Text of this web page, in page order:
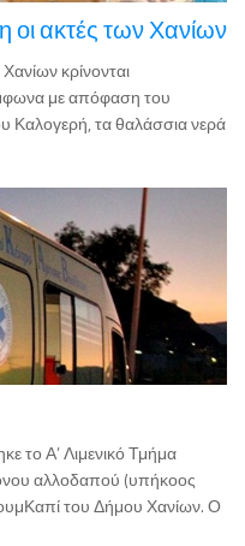
οι ακτές των Χανίων
κρίνονται
με απόφαση του
Καλογερή, τα θαλάσσια νερά
το Α’ Λιμενικό Τμήμα
αλλοδαπού (υπήκοος
του Δήμου Χανίων. Ο